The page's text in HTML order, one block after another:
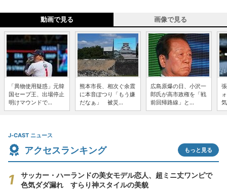
動画で見る 画像で見る
「異物使用疑惑」元韓
国セーブ王、出場停止
明けマウンドで...
熊本市長、相次ぐ余震
に本音ぽつり「もう嫌
だなぁ」 被災...
広島原爆の日、小沢一
郎氏が高市政権を「戦
前回帰路線」と...
J-CAST ニュース
アクセスランキング もっと見る
サッカー・ハーランドの美女モデル恋人、超ミニ丈ワンピで
色気ダダ漏れ すらり神スタイルの美貌